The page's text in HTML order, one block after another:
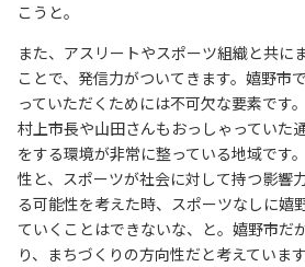
こうと。
また、アスリートやスポーツ組織と共に
ことで、発信力がついてきます。嬉野市
っていただくためには不可欠な要素です。
村上市長や山田さんもおっしゃっていた
をする環境が非常に整っている地域です
性と、スポーツが社会に対して持つ影響
る可能性を考えた時、スポーツなしに嬉
ていくことはできないな、と。嬉野市だ
り、まちづくりの方向性だと考えています